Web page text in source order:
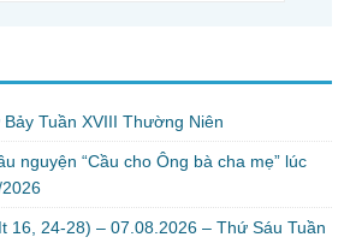
Tuần XVIII Thường Niên
nguyện “Cầu cho Ông bà cha mẹ” lúc
2026
16, 24-28) – 07.08.2026 – Thứ Sáu Tuần